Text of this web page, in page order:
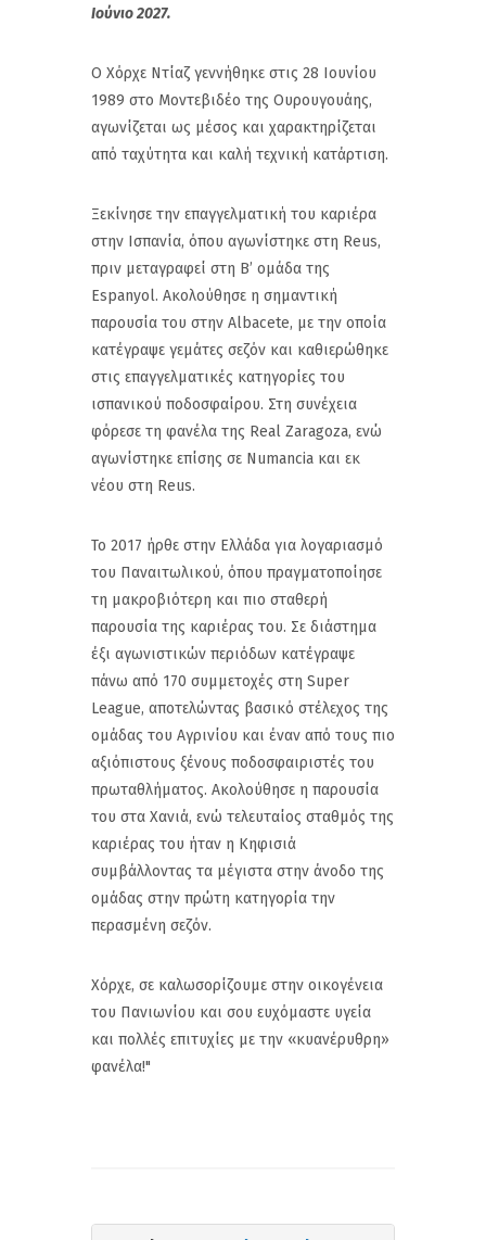
Ιούνιο 2027.
Ο Χόρχε Ντίαζ γεννήθηκε στις 28 Ιουνίου
1989 στο Μοντεβιδέο της Ουρουγουάης,
αγωνίζεται ως μέσος και χαρακτηρίζεται
από ταχύτητα και καλή τεχνική κατάρτιση.
Ξεκίνησε την επαγγελματική του καριέρα
στην Ισπανία, όπου αγωνίστηκε στη Reus,
πριν μεταγραφεί στη Β’ ομάδα της
Espanyol. Ακολούθησε η σημαντική
παρουσία του στην Albacete, με την οποία
κατέγραψε γεμάτες σεζόν και καθιερώθηκε
στις επαγγελματικές κατηγορίες του
ισπανικού ποδοσφαίρου. Στη συνέχεια
φόρεσε τη φανέλα της Real Zaragoza, ενώ
αγωνίστηκε επίσης σε Numancia και εκ
νέου στη Reus.
Το 2017 ήρθε στην Ελλάδα για λογαριασμό
του Παναιτωλικού, όπου πραγματοποίησε
τη μακροβιότερη και πιο σταθερή
παρουσία της καριέρας του. Σε διάστημα
έξι αγωνιστικών περιόδων κατέγραψε
πάνω από 170 συμμετοχές στη Super
League, αποτελώντας βασικό στέλεχος της
ομάδας του Αγρινίου και έναν από τους πιο
αξιόπιστους ξένους ποδοσφαιριστές του
πρωταθλήματος. Ακολούθησε η παρουσία
του στα Χανιά, ενώ τελευταίος σταθμός της
καριέρας του ήταν η Κηφισιά
συμβάλλοντας τα μέγιστα στην άνοδο της
ομάδας στην πρώτη κατηγορία την
περασμένη σεζόν.
Χόρχε, σε καλωσορίζουμε στην οικογένεια
του Πανιωνίου και σου ευχόμαστε υγεία
και πολλές επιτυχίες με την «κυανέρυθρη»
φανέλα!"